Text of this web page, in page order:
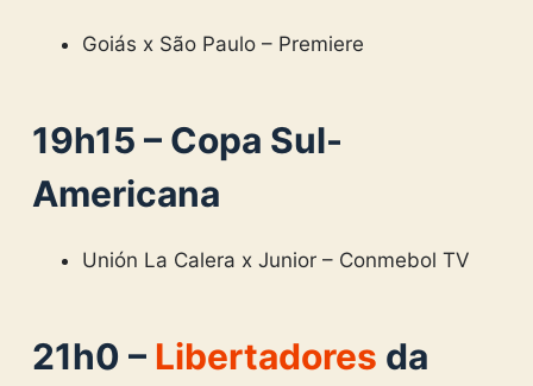
Goiás x São Paulo – Premiere
19h15 – Copa Sul-
Americana
Unión La Calera x Junior – Conmebol TV
21h0 – Libertadores da